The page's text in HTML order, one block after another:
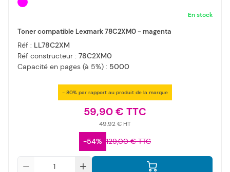
En stock
Toner compatible Lexmark 78C2XM0 - magenta
Réf : LL78C2XM
Réf constructeur : 78C2XM0
Capacité en pages (à 5%) : 5000
- 80% par rapport au produit de la marque
59,90 €
49,92 €
-54% 129,00 €